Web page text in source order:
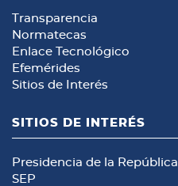
Transparencia
Normatecas
Enlace Tecnológico
Efemérides
Sitios de Interés
SITIOS DE INTERÉS
Presidencia de la República
SEP